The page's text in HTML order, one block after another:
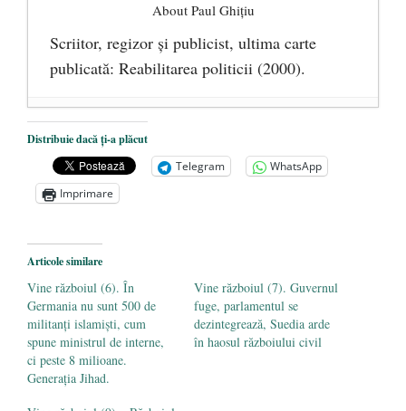
About Paul Ghițiu
Scriitor, regizor şi publicist, ultima carte
publicată: Reabilitarea politicii (2000).
De ce urăşte stânga banii lichizi. Războiul
cu cash-ul, sau drumul spre sclavia totală
9 februarie 2017
Ce „nu trebuie să ştiţi” despre legătura
oameni ai planetei şi stânga planetară
ianuarie 2017
Trump a ajuns preşedinte pentru că i-aţi
tratat pe oameni ca pe gunoaie - 23
ianuarie 2017
Distribuie dacă ți-a plăcut
Telegram
WhatsApp
Imprimare
Articole similare
Vine războiul (6). În
Germania nu sunt 500 de
militanți islamiști, cum
spune ministrul de interne,
ci peste 8 milioane.
Generaţia Jihad.
Vine războiul (7). Guvernul
fuge, parlamentul se
dezintegrează, Suedia arde
în haosul războiului civil